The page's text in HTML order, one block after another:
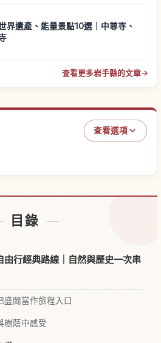
界遺產、能量景點10選｜中尊寺、
查看更多岩手縣的文章→
查看選項
目錄
行經典路線｜自然與歷史一次串
盛岡當作旅程入口
樹蔭中感受